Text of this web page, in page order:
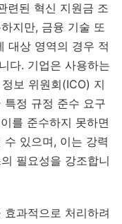
련된 혁신 지원금 조
지만, 금융 기술 또
대상 영역의 경우 적
다. 기업은 사용하는
보 위원회(ICO) 지
특정 규정 준수 요구
를 준수하지 못하면
있으며, 이는 강력
필요성을 강조합니
과적으로 처리하려